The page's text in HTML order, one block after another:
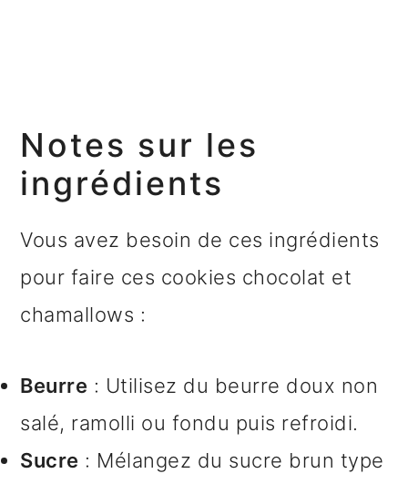
Notes sur les
ingrédients
Vous avez besoin de ces ingrédients
pour faire ces cookies chocolat et
chamallows :
Beurre : Utilisez du beurre doux non
salé, ramolli ou fondu puis refroidi.
Sucre : Mélangez du sucre brun type